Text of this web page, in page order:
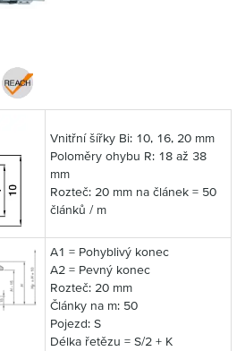
Vnitřní šířky Bi: 10, 16, 20 mm
Poloměry ohybu R: 18 až 38
mm
Rozteč: 20 mm na článek = 50
článků / m
A1 = Pohyblivý konec
A2 = Pevný konec
Rozteč: 20 mm
Články na m: 50
Pojezd: S
Délka řetězu = S/2 + K